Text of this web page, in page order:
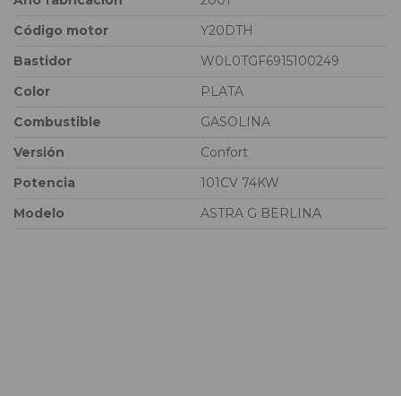
Código motor
Y20DTH
Bastidor
W0L0TGF6915100249
Color
PLATA
Combustible
GASOLINA
Versión
Confort
Potencia
101CV 74KW
Modelo
ASTRA G BERLINA